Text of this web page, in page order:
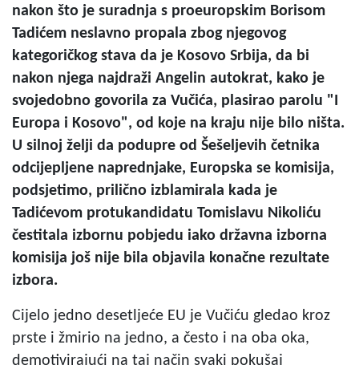
nakon što je suradnja s proeuropskim Borisom
Tadićem neslavno propala zbog njegovog
kategoričkog stava da je Kosovo Srbija, da bi
nakon njega najdraži Angelin autokrat, kako je
svojedobno govorila za Vučića, plasirao parolu "I
Europa i Kosovo", od koje na kraju nije bilo ništa.
U silnoj želji da podupre od Šešeljevih četnika
odcijepljene naprednjake, Europska se komisija,
podsjetimo, prilično izblamirala kada je
Tadićevom protukandidatu Tomislavu Nikoliću
čestitala izbornu pobjedu iako državna izborna
komisija još nije bila objavila konačne rezultate
izbora.
Cijelo jedno desetljeće EU je Vučiću gledao kroz
prste i žmirio na jedno, a često i na oba oka,
demotivirajući na taj način svaki pokušaj